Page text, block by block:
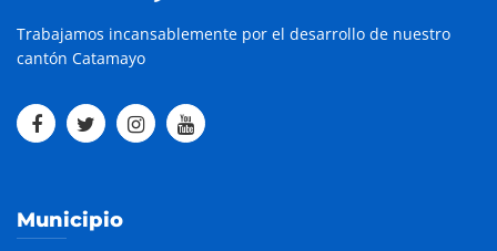
Trabajamos incansablemente por el desarrollo de nuestro
cantón Catamayo
Municipio